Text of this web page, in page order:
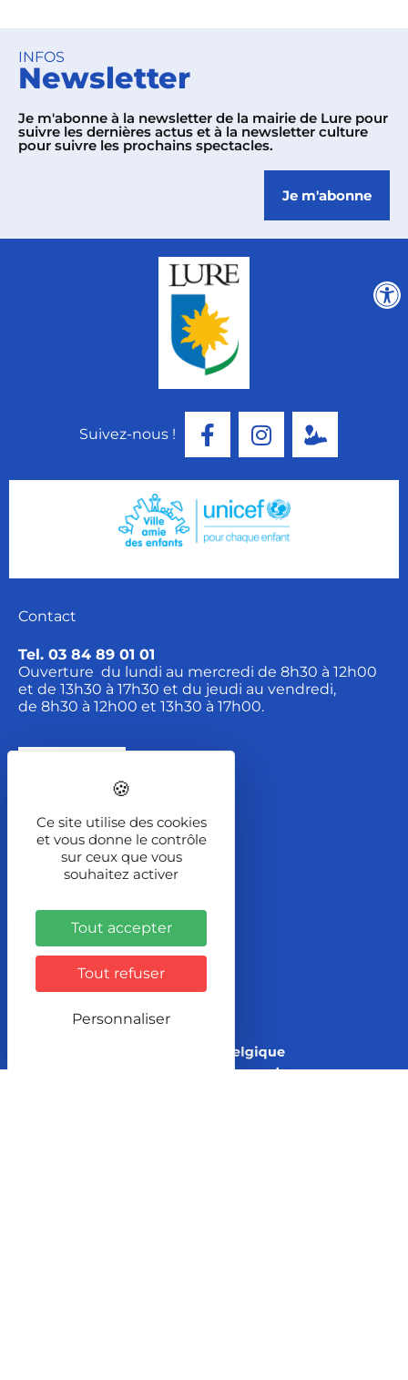
INFOS
Newsletter
Je m'abonne à la newsletter de la mairie de Lure pour
suivre les dernières actus et à la newsletter culture
pour suivre les prochains spectacles.
Je m'abonne
Suivez-nous !
Contact
Tel. 03 84 89 01 01
Ouverture du lundi au mercredi de 8h30 à 12h00
et de 13h30 à 17h30 et du jeudi au vendredi,
de 8h30 à 12h00 et 13h30 à 17h00.
Localisation
2 Rue de la Font
BP 167
Itinéraire
Ce site utilise des cookies
et vous donne le contrôle
sur ceux que vous
souhaitez activer
Tout accepter
Tout refuser
Personnaliser